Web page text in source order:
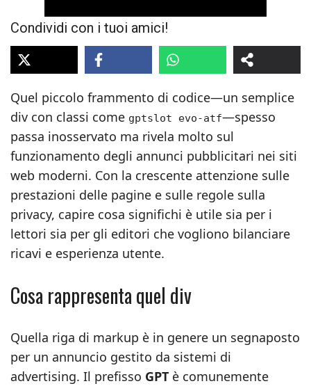
Condividi con i tuoi amici!
Quel piccolo frammento di codice—un semplice
div con classi come gptslot evo-atf—spesso
passa inosservato ma rivela molto sul
funzionamento degli annunci pubblicitari nei siti
web moderni. Con la crescente attenzione sulle
prestazioni delle pagine e sulle regole sulla
privacy, capire cosa significhi è utile sia per i
lettori sia per gli editori che vogliono bilanciare
ricavi e esperienza utente.
Cosa rappresenta quel div
Quella riga di markup è in genere un segnaposto
per un annuncio gestito da sistemi di
advertising. Il prefisso GPT è comunemente